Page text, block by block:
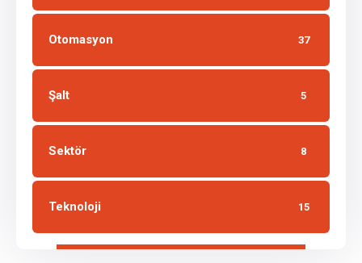
Otomasyon 37
Şalt 5
Sektör 8
Teknoloji 15